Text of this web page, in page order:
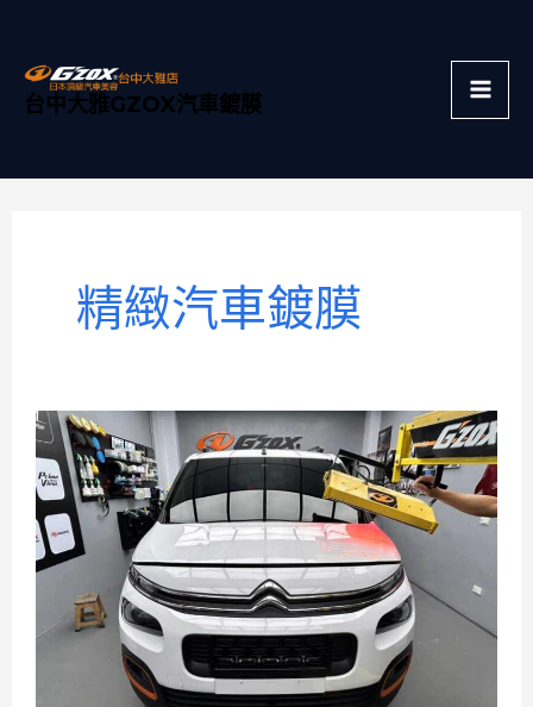
容
台中大雅GZOX汽車鍍膜
精緻汽車鍍膜